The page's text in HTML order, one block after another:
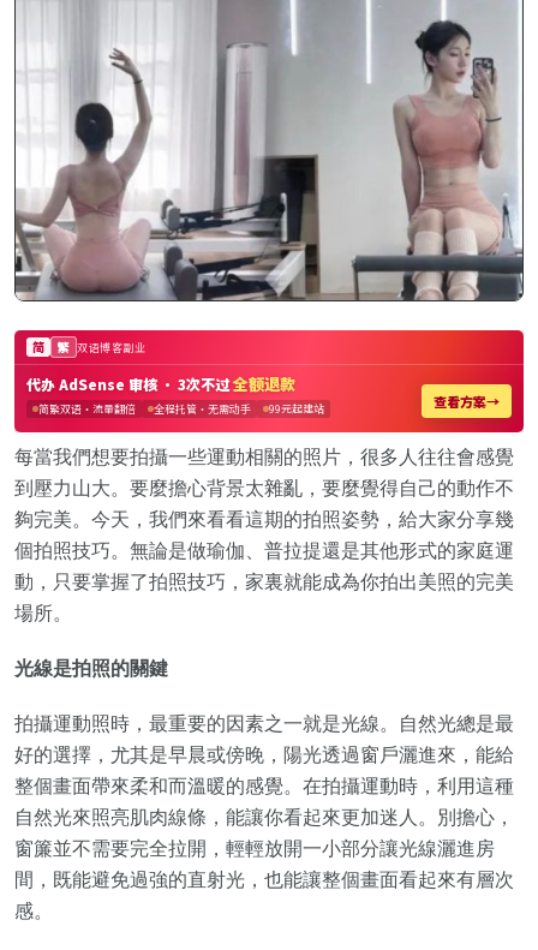
每當我們想要拍攝一些運動相關的照片，很多人往往會感覺
到壓力山大。要麼擔心背景太雜亂，要麼覺得自己的動作不
夠完美。今天，我們來看看這期的拍照姿勢，給大家分享幾
個拍照技巧。無論是做瑜伽、普拉提還是其他形式的家庭運
動，只要掌握了拍照技巧，家裏就能成為你拍出美照的完美
場所。
光線是拍照的關鍵
拍攝運動照時，最重要的因素之一就是光線。自然光總是最
好的選擇，尤其是早晨或傍晚，陽光透過窗戶灑進來，能給
整個畫面帶來柔和而溫暖的感覺。在拍攝運動時，利用這種
自然光來照亮肌肉線條，能讓你看起來更加迷人。別擔心，
窗簾並不需要完全拉開，輕輕放開一小部分讓光線灑進房
間，既能避免過強的直射光，也能讓整個畫面看起來有層次
感。